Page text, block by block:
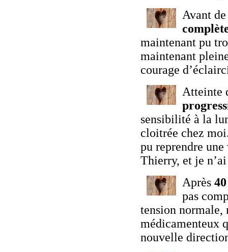
Avant
maintenant pu
maintenant
courage
Atteinte
sensibilité à la
cloitrée chez
pu reprendre
Thierry, et je
Après
pas
tension normale,
médicamenteux
nouvelle